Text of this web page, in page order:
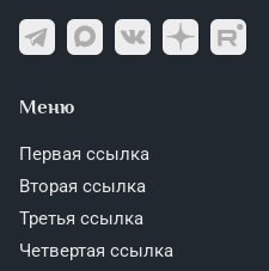
Меню
Первая ссылка
Вторая ссылка
Третья ссылка
Четвертая ссылка